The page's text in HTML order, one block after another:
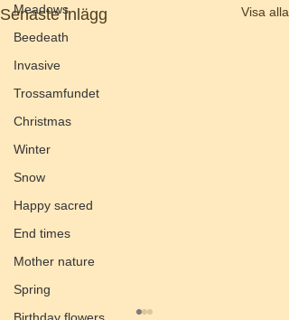
Meadows
Beedeath
Invasive
Trossamfundet
Christmas
Winter
Snow
Happy sacred
End times
Mother nature
Spring
Birthday flowers
Senaste inlägg Visa alla